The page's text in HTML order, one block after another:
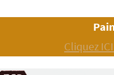
Cliquez